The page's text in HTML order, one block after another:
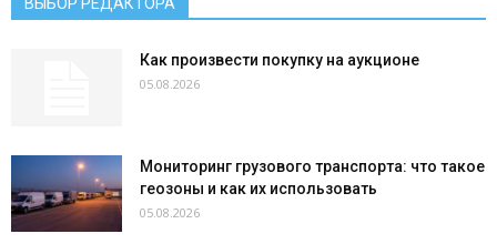
ВЫБОР РЕДАКТОРА
Как произвести покупку на аукционе
05.08.2026
Мониторинг грузового транспорта: что такое
геозоны и как их использовать
05.08.2026